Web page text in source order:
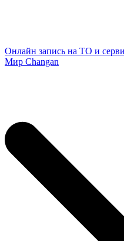
Онлайн запись на ТО и
Мир Changan